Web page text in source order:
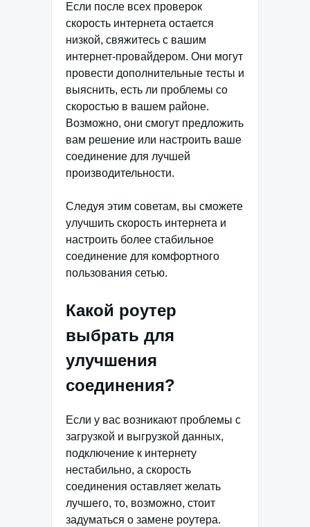
Если после всех проверок
скорость интернета остается
низкой, свяжитесь с вашим
интернет-провайдером. Они могут
провести дополнительные тесты и
выяснить, есть ли проблемы со
скоростью в вашем районе.
Возможно, они смогут предложить
вам решение или настроить ваше
соединение для лучшей
производительности.
Следуя этим советам, вы сможете
улучшить скорость интернета и
настроить более стабильное
соединение для комфортного
пользования сетью.
Какой роутер
выбрать для
улучшения
соединения?
Если у вас возникают проблемы с
загрузкой и выгрузкой данных,
подключение к интернету
нестабильно, а скорость
соединения оставляет желать
лучшего, то, возможно, стоит
задуматься о замене роутера.